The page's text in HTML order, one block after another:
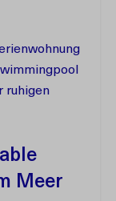
ruhigen
Meer